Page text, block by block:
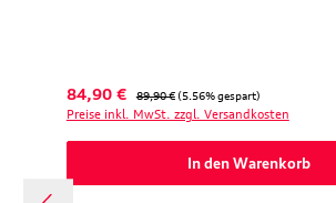
Verkaufspreis:
84,90 € Regulärer Preis:
89,90 € (5.56% gespart)
Preise inkl. MwSt. zzgl. Versandkosten
In den Warenkorb